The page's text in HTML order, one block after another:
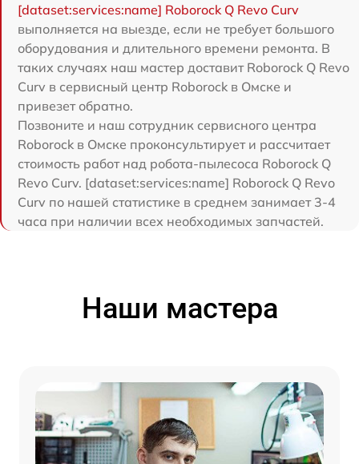
[dataset:services:name] Roborock Q Revo Curv
выполняется на выезде, если не требует большого
оборудования и длительного времени ремонта. В
таких случаях наш мастер доставит Roborock Q Revo
Curv в сервисный центр Roborock в Омске и
привезет обратно.
Позвоните и наш сотрудник сервисного центра
Roborock в Омске проконсультирует и рассчитает
стоимость работ над робота-пылесоса Roborock Q
Revo Curv. [dataset:services:name] Roborock Q Revo
Curv по нашей статистике в среднем занимает 3-4
часа при наличии всех необходимых запчастей.
Наши мастера